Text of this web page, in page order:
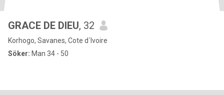
GRACE DE DIEU, 32
Korhogo, Savanes, Cote d´Ivoire
Söker: Man 34 - 50